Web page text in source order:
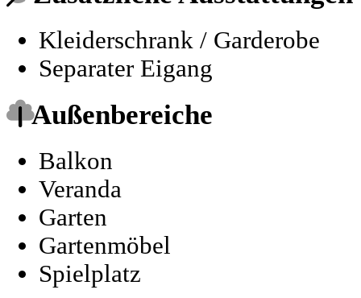
Kleiderschrank / Garderobe
Separater Eigang
Außenbereiche
Balkon
Veranda
Garten
Gartenmöbel
Spielplatz